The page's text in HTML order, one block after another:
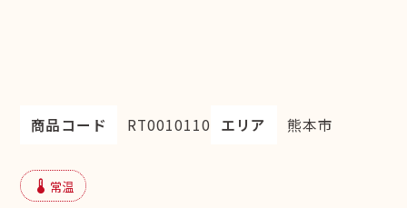
商品コード RT0010110 エリア 熊本市
device_thermostat 常温